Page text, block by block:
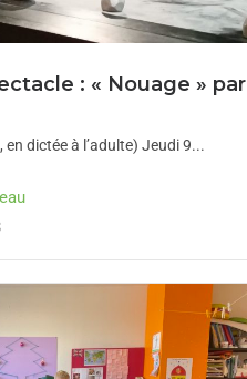
: « Nouage » par
dictée à l’adulte) Jeudi 9...